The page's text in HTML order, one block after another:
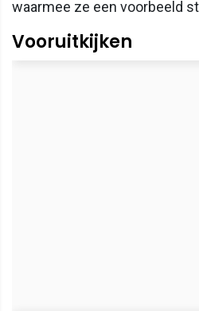
waarmee ze een voorbeeld
Vooruitkijken